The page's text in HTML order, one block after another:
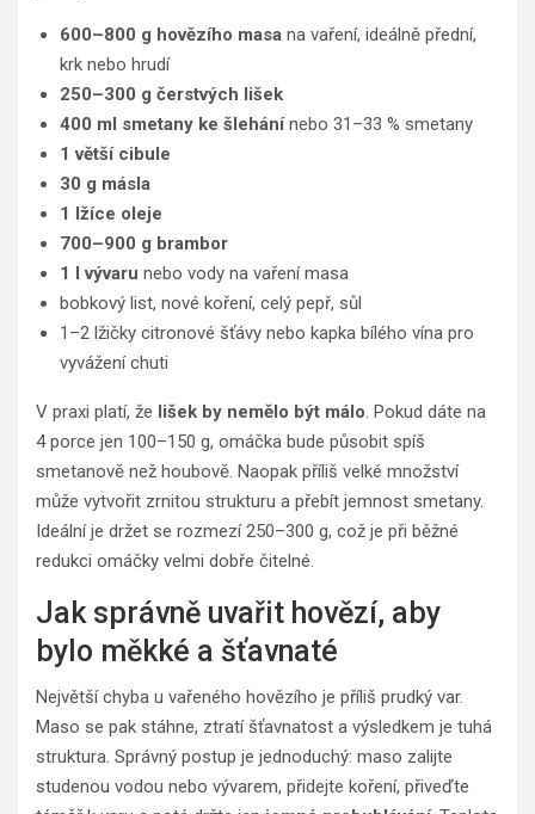
600–800 g hovězího masa na vaření, ideálně přední,
krk nebo hrudí
250–300 g čerstvých lišek
400 ml smetany ke šlehánínebo 31–33 % smetany
1 větší cibule
30 g másla
1 lžíce oleje
700–900 g brambor
1 l vývaru nebo vody na vaření masa
bobkový list, nové koření, celý pepř, sůl
1–2 lžičky citronové šťávy nebo kapka bílého vína pro
vyvážení chuti
V praxi platí, že lišek by nemělo být málo. Pokud dáte na
4 porce jen 100–150 g, omáčka bude působit spíš
smetanově než houbově. Naopak příliš velké množství
může vytvořit zrnitou strukturu a přebít jemnost smetany.
Ideální je držet se rozmezí 250–300 g, což je při běžné
redukci omáčky velmi dobře čitelné.
Jak správně uvařit hovězí, aby
bylo měkké a šťavnaté
Největší chyba u vařeného hovězího je příliš prudký var.
Maso se pak stáhne, ztratí šťavnatost a výsledkem je tuhá
struktura. Správný postup je jednoduchý: maso zalijte
studenou vodou nebo vývarem, přidejte koření, přiveďte